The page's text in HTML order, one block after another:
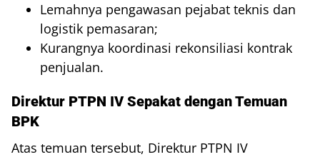
Lemahnya pengawasan pejabat teknis dan
logistik pemasaran;
Kurangnya koordinasi rekonsiliasi kontrak
penjualan.
Direktur PTPN IV Sepakat dengan Temuan
BPK
Atas temuan tersebut, Direktur PTPN IV